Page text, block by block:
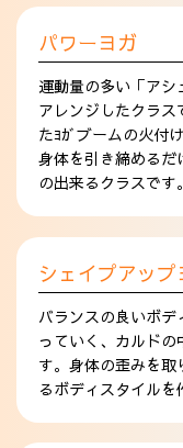
パワーヨガ
運動量の多い「ア
アレンジしたクラ
たﾖｶﾞブームの火付
身体を引き締める
の出来るクラスです。
シェイプアップ
バランスの良いボ
っていく、カルド
す。身体の歪みを
るボディスタイルを